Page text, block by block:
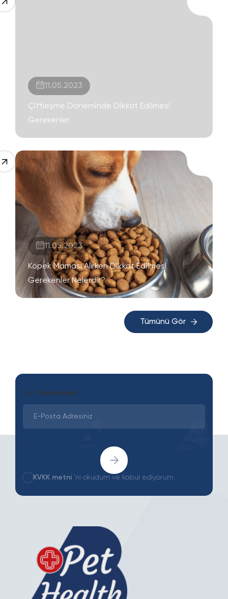
11.05.2023
Çiftleşme Döneminde Dikkat Edilmesi
Gerekenler
11.05.2023
Köpek Maması Alırken Dikkat Edilmesi
Gerekenler Nelerdir?
Tümünü Gör
Son Yazılarımız
KVKK metni 'ni okudum ve kabul ediyorum.